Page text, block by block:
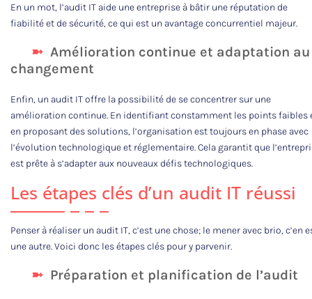
En un mot, l’audit IT aide une entreprise à bâtir une réputation de
fiabilité et de sécurité, ce qui est un avantage concurrentiel majeur.
Amélioration continue et adaptation au
changement
Enfin, un audit IT offre la possibilité de se concentrer sur une
amélioration continue. En identifiant constamment les points faibles
en proposant des solutions, l’organisation est toujours en phase avec
l’évolution technologique et réglementaire. Cela garantit que
est prête à s’adapter aux nouveaux défis technologiques.
Les étapes clés d’un audit IT réussi
Penser à réaliser un audit IT, c’est une chose; le mener avec brio, c’en
une autre. Voici donc les étapes clés pour y parvenir.
Préparation et planification de l’audit